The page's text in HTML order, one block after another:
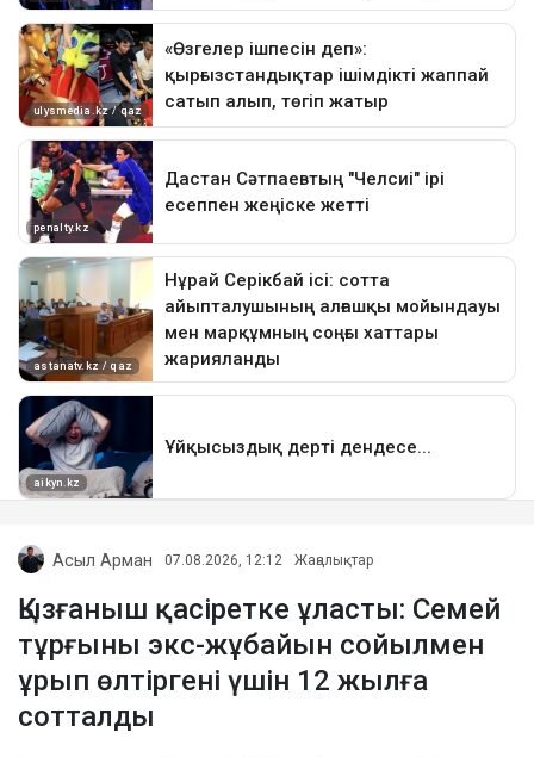
Асыл Арман 07.08.2026, 12:12 Жаңалықтар
Қызғаныш қасіретке ұласты: Семей
тұрғыны экс-жұбайын сойылмен
ұрып өлтіргені үшін 12 жылға
сотталды